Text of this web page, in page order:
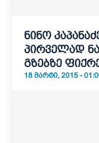
ნინო
პირველად
გზებზე
18 ᲛᲐᲠᲢᲘ, 2015 -